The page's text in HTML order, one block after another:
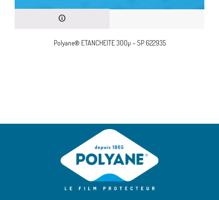
Polyane® ETANCHEITE 300µ – SP 622935